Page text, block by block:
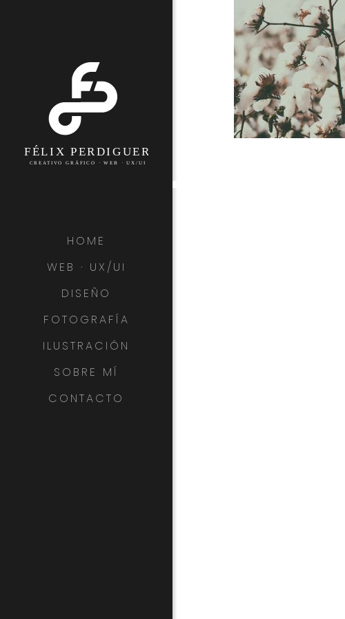
HOME
WEB · UX/UI
DISEÑO
FOTOGRAFÍA
ILUSTRACIÓN
SOBRE MÍ
CONTACTO